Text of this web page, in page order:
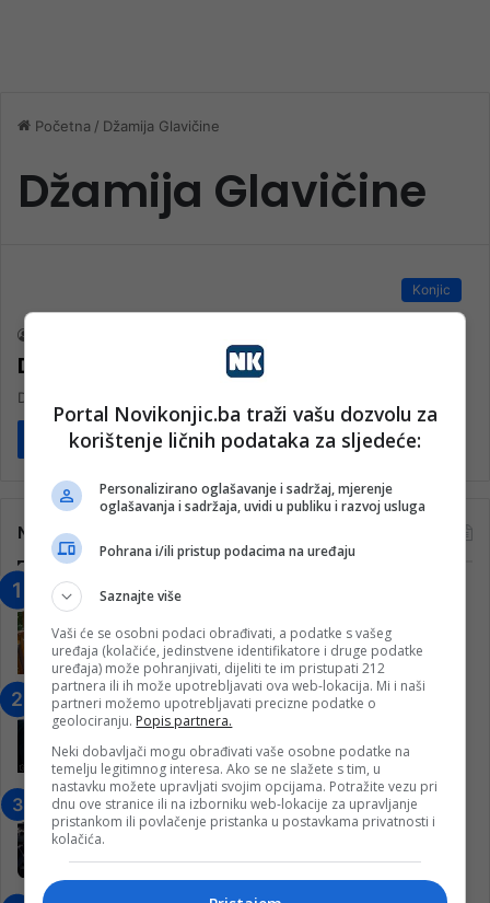
Početna / Džamija Glavičine
Džamija Glavičine
Konjic
Džamija u Glavičinama
Džamija u Glavičinama Medzlis IZ Konjic
Pročitaj više
Najčitanije
“Obrazovanje gradi BiH-Jovan Divjak“
25 ​​stipendista
15. Februara 2023.
Nogometaši Igmana iznenadili
Konjičanke cvijećem i besplatnim
ulazom na utakmicu
7. Marta 2025.
Jablanica: “Budi mi prijatelj” –
Pokrenuta kampanja za izgradnju
Portal Novikonjic.ba traži vašu dozvolu za
korištenje ličnih podataka za sljedeće:
Personalizirano oglašavanje i sadržaj, mjerenje
oglašavanja i sadržaja, uvidi u publiku i razvoj usluga
Pohrana i/ili pristup podacima na uređaju
Saznajte više
Vaši će se osobni podaci obrađivati, a podatke s vašeg
uređaja (kolačiće, jedinstvene identifikatore i druge podatke
uređaja) može pohranjivati, dijeliti te im pristupati 212
partnera ili ih može upotrebljavati ova web-lokacija. Mi i naši
partneri možemo upotrebljavati precizne podatke o
geolociranju. Popis partnera.
Neki dobavljači mogu obrađivati vaše osobne podatke na
temelju legitimnog interesa. Ako se ne slažete s tim, u
nastavku možete upravljati svojim opcijama. Potražite vezu pri
dnu ove stranice ili na izborniku web-lokacije za upravljanje
pristankom ili povlačenje pristanka u postavkama privatnosti i
kolačića.